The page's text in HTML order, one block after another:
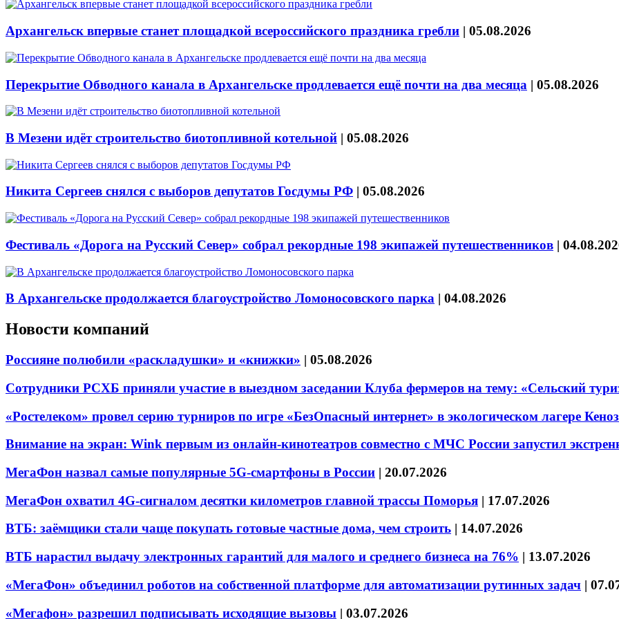
Архангельск впервые станет площадкой всероссийского праздника гребли | 05.08.2026
Перекрытие Обводного канала в Архангельске продлевается ещё почти на два месяца | 05.08.2026
В Мезени идёт строительство биотопливной котельной | 05.08.2026
Никита Сергеев снялся с выборов депутатов Госдумы РФ | 05.08.2026
Фестиваль «Дорога на Русский Север» собрал рекордные 198 экипажей путешественников |
В Архангельске продолжается благоустройство Ломоносовского парка | 04.08.2026
Новости компаний
Россияне полюбили «раскладушки» и «книжки» | 05.08.2026
Сотрудники РСХБ приняли участие в выездном заседании Клуба фермеров на тему: «Сельский
«Ростелеком» провел серию турниров по игре «БезОпасный интернет» в экологическом лагере
Внимание на экран: Wink первым из онлайн-кинотеатров совместно с МЧС России запустил
МегаФон назвал самые популярные 5G-смартфоны в России | 20.07.2026
МегаФон охватил 4G-сигналом десятки километров главной трассы Поморья | 17.07.2026
ВТБ: заёмщики стали чаще покупать готовые частные дома, чем строить | 14.07.2026
ВТБ нарастил выдачу электронных гарантий для малого и среднего бизнеса на 76% | 13.07.2026
«МегаФон» объединил роботов на собственной платформе для автоматизации рутинных задач |
«Мегафон» разрешил подписывать исходящие вызовы | 03.07.2026